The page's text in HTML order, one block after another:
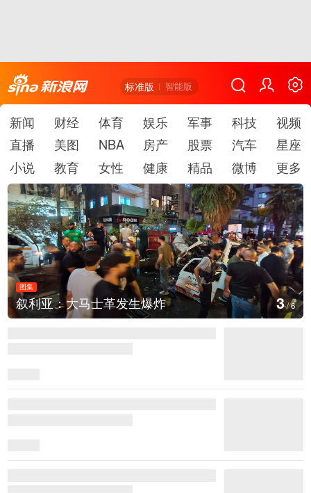
标准版 智能版
新闻 财经 体育 娱乐 军事 科技
视频
直播
美图 NBA 房产 股票 汽车
星座
小说
教育 女性 健康 精品 微博 更多
图集
云南弥勒：欢庆火把节 4/6